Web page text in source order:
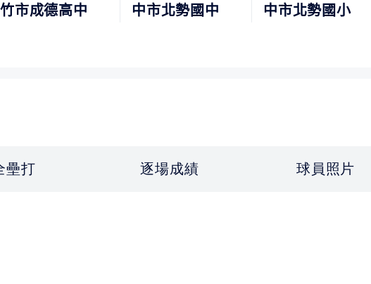
竹市成德高中 中市北勢國中 中市北勢國小
壘打 逐場成績 球員照片